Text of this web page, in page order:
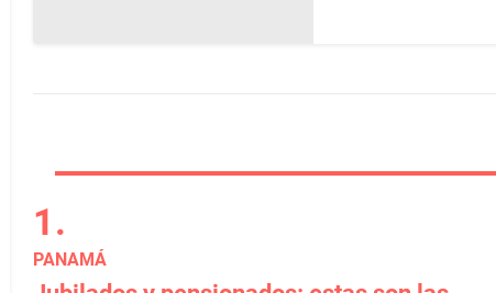
PANAMÁ